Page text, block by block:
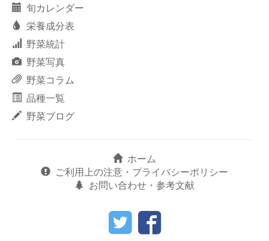
旬カレンダー
栄養成分表
野菜統計
野菜写真
野菜コラム
品種一覧
野菜ブログ
ホーム
ご利用上の注意・プライバシーポリシー
お問い合わせ・参考文献